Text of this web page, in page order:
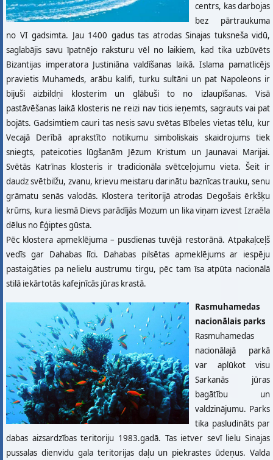
centrs, kas darbojas
bez pārtraukuma
no VI gadsimta. Jau 1400 gadus tas atrodas Sinajas tuksneša vidū,
saglabājis savu īpatnējo raksturu vēl no laikiem, kad tika uzbūvēts
Bizantijas imperatora Justiniāna valdīšanas laikā. Islama pamatlicējs
pravietis Muhameds, arābu kalifi, turku sultāni un pat Napoleons ir
bijuši aizbildņi klosterim un glābuši to no izlaupīšanas. Visā
pastāvēšanas laikā klosteris ne reizi nav ticis ieņemts, sagrauts vai pat
bojāts. Gadsimtiem cauri tas nesis savu svētas Bībeles vietas tēlu, kur
Vecajā Derībā aprakstīto notikumu simboliskais skaidrojums tiek
sniegts, pateicoties lūgšanām Jēzum Kristum un Jaunavai Marijai.
Svētās Katrīnas klosteris ir tradicionāla svētceļojumu vieta. Šeit ir
daudz svētbilžu, zvanu, krievu meistaru darinātu baznīcas trauku, senu
grāmatu senās valodās. Klostera teritorijā atrodas Degošais ērkšķu
krūms, kura liesmā Dievs parādījās Mozum un lika viņam izvest Izraēla
dēlus no Ēģiptes gūsta.
Pēc klostera apmeklējuma – pusdienas tuvējā restorānā. Atpakaļceļš
vedīs gar Dahabas līci. Dahabas pilsētas apmeklējums ar iespēju
pastaigāties pa nelielu austrumu tirgu, pēc tam īsa atpūta nacionālā
stilā iekārtotās kafejnīcās jūras krastā.
Rasmuhamedas
nacionālais parks
Rasmuhamedas
nacionālajā parkā
var aplūkot visu
Sarkanās jūras
bagātību un
valdzinājumu. Parks
tika pasludināts par
dabas aizsardzības teritoriju 1983.gadā. Tas ietver sevī lielu Sinajas
pussalas dienvidu gala teritorijas daļu un piekrastes ūdeņus. Valda